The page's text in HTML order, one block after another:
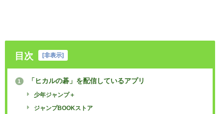
目次 [非表示]
1 「ヒカルの碁」を配信しているアプリ
少年ジャンプ＋
ジャンプBOOKストア